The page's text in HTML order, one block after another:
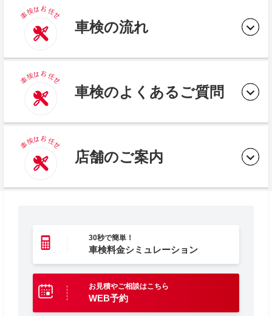
車検の流れ
車検のよくあるご質問
店舗のご案内
30秒で簡単！
車検料金シミュレーション
お見積やご相談はこちら
WEB予約